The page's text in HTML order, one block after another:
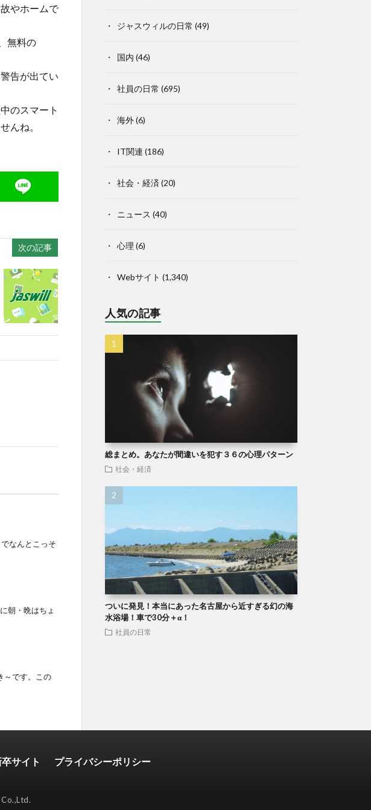
やホームで
無料の
告が出てい
のスマート
んね。
次の記事
なんとこっそ
朝・晩はちょ
～です。この
ジャスウィルの日常 (49)
国内 (46)
社員の日常 (695)
海外(6)
IT関連 (186)
社会・経済(20)
ニュース (40)
心理 (6)
Webサイト (1,340)
人気の記事
総まとめ。あなたが間違いを犯す３６の心理パターン
社会・経済
ついに発見！本当にあった名古屋から近すぎる幻の海
水浴場！車で30分＋α！
社員の日常
サイト プライバシーポリシー
Co.,Ltd.